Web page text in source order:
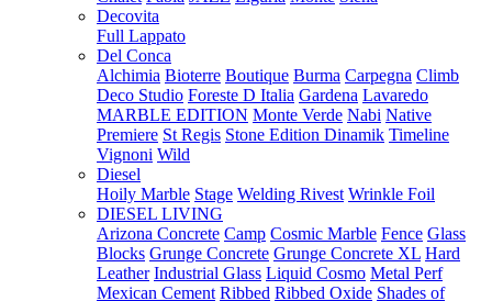
Decovita
Full Lappato
Del Conca
Alchimia Bioterre Boutique Burma Carpegna Climb
Deco Studio Foreste D Italia Gardena Lavaredo
MARBLE EDITION Monte Verde Nabi Native
Premiere St Regis Stone Edition Dinamik Timeline
Vignoni Wild
Diesel
Hoily Marble Stage Welding Rivest Wrinkle Foil
DIESEL LIVING
Arizona Concrete Camp Cosmic Marble Fence Glass
Blocks Grunge Concrete Grunge Concrete XL Hard
Leather Industrial Glass Liquid Cosmo Metal Perf
Mexican Cement Ribbed Ribbed Oxide Shades of